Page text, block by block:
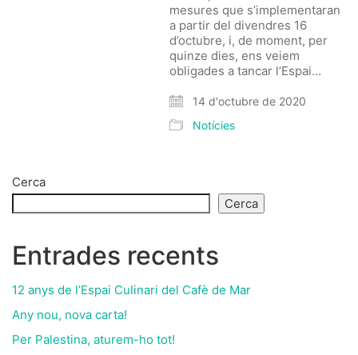
mesures que s’implementaran
a partir del divendres 16
d’octubre, i, de moment, per
quinze dies, ens veiem
obligades a tancar l’Espai…
14 d'octubre de 2020
Notícies
Cerca
Cerca
Entrades recents
12 anys de l’Espai Culinari del Cafè de Mar
Any nou, nova carta!
Per Palestina, aturem-ho tot!